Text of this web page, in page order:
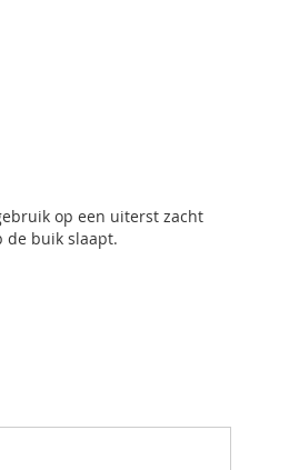
op een uiterst zacht
de buik slaapt.